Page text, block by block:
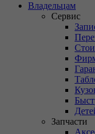
Владельцам
Сервис
Запчасти